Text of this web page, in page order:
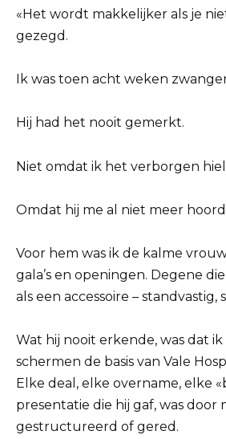
«Het wordt makkelijker als je
gezegd.
Ik was toen acht weken
Hij had het nooit gemerkt.
Niet omdat ik het verborgen
Omdat hij me al niet meer
Voor hem was ik de kalme
gala’s en openingen. Degene
als een accessoire – standvastig,
Wat hij nooit erkende, was dat
schermen de basis van Vale
Elke deal, elke overname, elke
presentatie die hij gaf, was door
gestructureerd of gered.